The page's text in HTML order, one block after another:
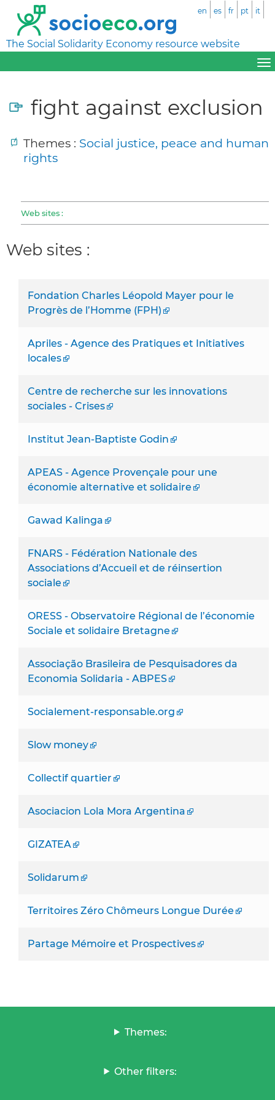
The Social Solidarity Economy resource website
en es fr pt it
fight against exclusion
Themes : Social justice, peace and human
rights
Web sites :
Web sites :
Fondation Charles Léopold Mayer pour le
Progrès de l’Homme (FPH)
Apriles - Agence des Pratiques et Initiatives
locales
Centre de recherche sur les innovations
sociales - Crises
Institut Jean-Baptiste Godin
APEAS - Agence Provençale pour une
économie alternative et solidaire
Gawad Kalinga
FNARS - Fédération Nationale des
Associations d’Accueil et de réinsertion
sociale
ORESS - Observatoire Régional de l’économie
Sociale et solidaire Bretagne
Associação Brasileira de Pesquisadores da
Economia Solidaria - ABPES
Socialement-responsable.org
Slow money
Collectif quartier
Asociacion Lola Mora Argentina
GIZATEA
Solidarum
Territoires Zéro Chômeurs Longue Durée
Partage Mémoire et Prospectives
Themes:
Other filters: